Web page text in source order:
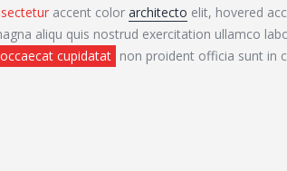
accent color architecto elit, hovered
aliqu quis nostrud exercitation ullamco
occaecat cupidatat non proident officia sunt in